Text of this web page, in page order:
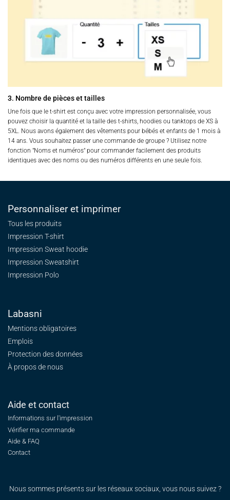
3. Nombre de pièces et tailles
Une fois que le t-shirt est conçu avec votre impression personnalisée, vous
pouvez choisir la quantité et la taille des t-shirts, hoodies ou tanktops de XS à
5XL. Nous avons également des vêtements pour bébés et enfants de 1 mois à
14 ans. Vous souhaitez passer une commande de groupe ? Utilisez notre
fonction "Noms et numéros" pour commander facilement des produits
identiques avec des noms ou des numéros différents en une seule fois.
Personnaliser et imprimer
Tous les produits
Impression T-shirt
Impression Sweat hoodie
Impression Sweatshirt
Impression Polo
Labasni
Mentions obligatoires
Emplois
Protection des données
À propos de nous
Aide et contact
Informations sur l'impression
Vérifier ma commande
Aide & FAQ
Contact
Nous sommes présents sur les réseaux sociaux, vous nous suivez ?